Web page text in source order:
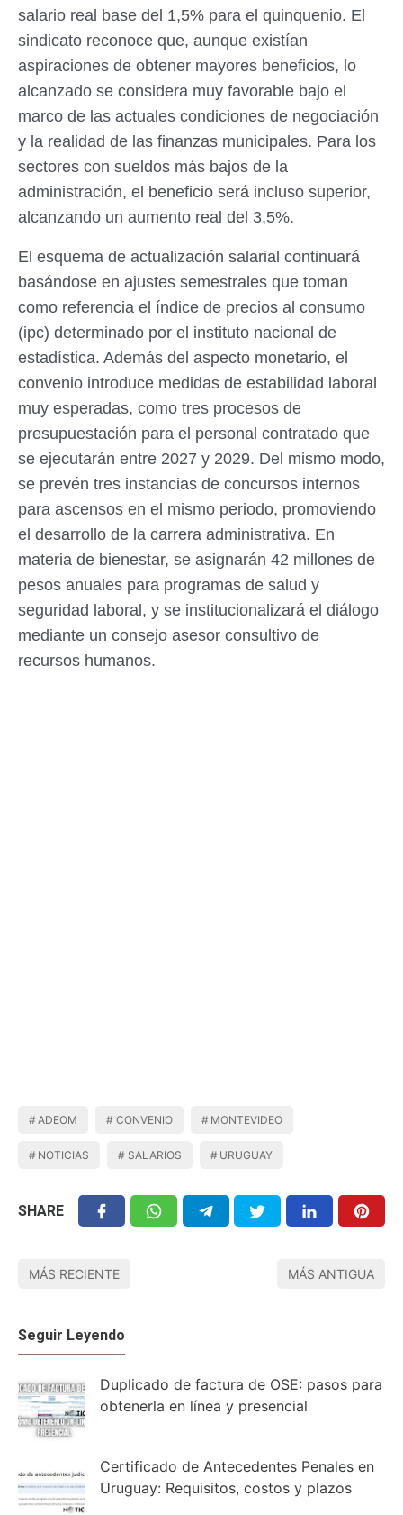
salario real base del 1,5% para el quinquenio. El
sindicato reconoce que, aunque existían
aspiraciones de obtener mayores beneficios, lo
alcanzado se considera muy favorable bajo el
marco de las actuales condiciones de negociación
y la realidad de las finanzas municipales. Para los
sectores con sueldos más bajos de la
administración, el beneficio será incluso superior,
alcanzando un aumento real del 3,5%.
El esquema de actualización salarial continuará
basándose en ajustes semestrales que toman
como referencia el índice de precios al consumo
(ipc) determinado por el instituto nacional de
estadística. Además del aspecto monetario, el
convenio introduce medidas de estabilidad laboral
muy esperadas, como tres procesos de
presupuestación para el personal contratado que
se ejecutarán entre 2027 y 2029. Del mismo modo,
se prevén tres instancias de concursos internos
para ascensos en el mismo periodo, promoviendo
el desarrollo de la carrera administrativa. En
materia de bienestar, se asignarán 42 millones de
pesos anuales para programas de salud y
seguridad laboral, y se institucionalizará el diálogo
mediante un consejo asesor consultivo de
recursos humanos.
ADEOM CONVENIO MONTEVIDEO
NOTICIAS SALARIOS URUGUAY
SHARE
MÁS RECIENTE MÁS ANTIGUA
Seguir Leyendo
Duplicado de factura de OSE: pasos para
obtenerla en línea y presencial
Certificado de Antecedentes Penales en
Uruguay: Requisitos, costos y plazos